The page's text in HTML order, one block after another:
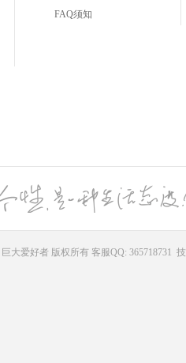
FAQ须知
巨大爱好者版权所有 客服QQ: 365718731